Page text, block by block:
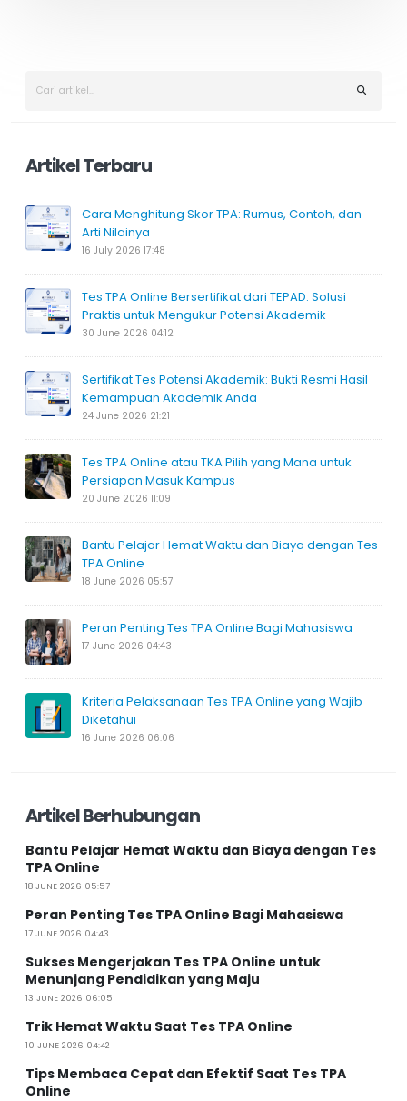
Artikel Terbaru
Cara Menghitung Skor TPA: Rumus, Contoh, dan
Arti Nilainya
16 July 2026 17:48
Tes TPA Online Bersertifikat dari TEPAD: Solusi
Praktis untuk Mengukur Potensi Akademik
30 June 2026 04:12
Sertifikat Tes Potensi Akademik: Bukti Resmi Hasil
Kemampuan Akademik Anda
24 June 2026 21:21
Tes TPA Online atau TKA Pilih yang Mana untuk
Persiapan Masuk Kampus
20 June 2026 11:09
Bantu Pelajar Hemat Waktu dan Biaya dengan Tes
TPA Online
18 June 2026 05:57
Peran Penting Tes TPA Online Bagi Mahasiswa
17 June 2026 04:43
Kriteria Pelaksanaan Tes TPA Online yang Wajib
Diketahui
16 June 2026 06:06
Artikel Berhubungan
Bantu Pelajar Hemat Waktu dan Biaya dengan Tes
TPA Online
18 JUNE 2026 05:57
Peran Penting Tes TPA Online Bagi Mahasiswa
17 JUNE 2026 04:43
Sukses Mengerjakan Tes TPA Online untuk
Menunjang Pendidikan yang Maju
13 JUNE 2026 06:05
Trik Hemat Waktu Saat Tes TPA Online
10 JUNE 2026 04:42
Tips Membaca Cepat dan Efektif Saat Tes TPA
Online